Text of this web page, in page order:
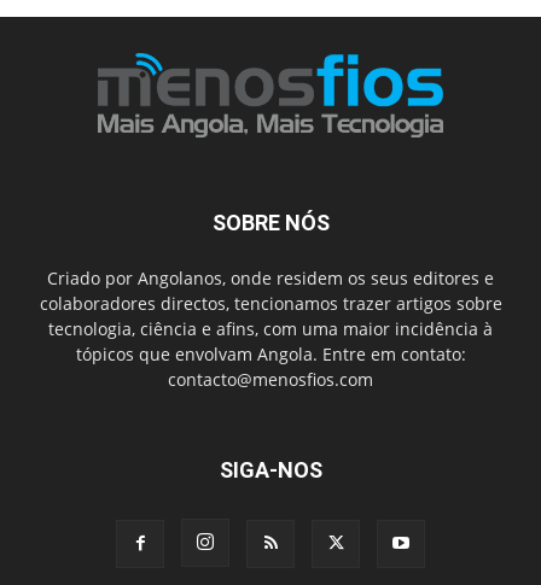
SOBRE NÓS
Criado por Angolanos, onde residem os seus editores e
colaboradores directos, tencionamos trazer artigos sobre
tecnologia, ciência e afins, com uma maior incidência à
tópicos que envolvam Angola. Entre em contato:
contacto@menosfios.com
SIGA-NOS